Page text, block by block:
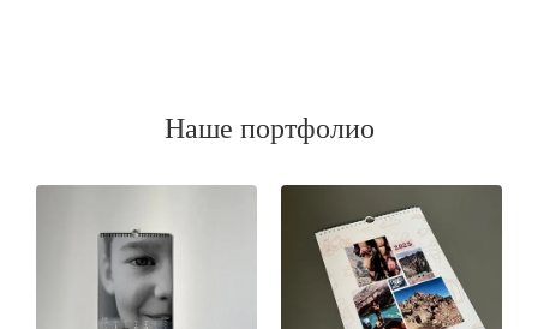
Наше портфолио